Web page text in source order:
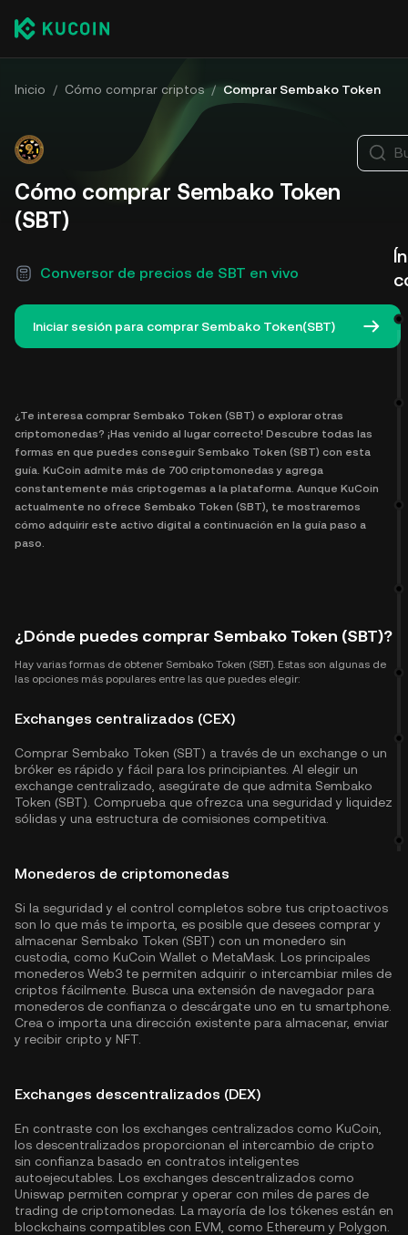
Inicio / Cómo comprar criptos / Comprar Sembako Token
Cómo comprar Sembako Token
(SBT)
Conversor de precios de SBT en vivo
Iniciar sesión para comprar Sembako Token(SBT)
¿Te interesa comprar Sembako Token (SBT) o explorar otras
criptomonedas? ¡Has venido al lugar correcto! Descubre todas las
formas en que puedes conseguir Sembako Token (SBT) con esta
guía. KuCoin admite más de 700 criptomonedas y agrega
constantemente más criptogemas a la plataforma. Aunque KuCoin
actualmente no ofrece Sembako Token (SBT), te mostraremos
cómo adquirir este activo digital a continuación en la guía paso a
paso.
¿Dónde puedes comprar Sembako Token (SBT)?
Hay varias formas de obtener Sembako Token (SBT). Estas son algunas de
las opciones más populares entre las que puedes elegir:
Exchanges centralizados (CEX)
Comprar Sembako Token (SBT) a través de un exchange o un
bróker es rápido y fácil para los principiantes. Al elegir un
exchange centralizado, asegúrate de que admita Sembako
Token (SBT). Comprueba que ofrezca una seguridad y liquidez
sólidas y una estructura de comisiones competitiva.
Monederos de criptomonedas
Si la seguridad y el control completos sobre tus criptoactivos
son lo que más te importa, es posible que desees comprar y
almacenar Sembako Token (SBT) con un monedero sin
custodia, como KuCoin Wallet o MetaMask. Los principales
monederos Web3 te permiten adquirir o intercambiar miles de
criptos fácilmente. Busca una extensión de navegador para
monederos de confianza o descárgate uno en tu smartphone.
Crea o importa una dirección existente para almacenar, enviar
y recibir cripto y NFT.
Exchanges descentralizados (DEX)
En contraste con los exchanges centralizados como KuCoin,
los descentralizados proporcionan el intercambio de cripto
sin confianza basado en contratos inteligentes
autoejecutables. Los exchanges descentralizados como
Uniswap permiten comprar y operar con miles de pares de
trading de criptomonedas. La mayoría de los tókenes están en
blockchains compatibles con EVM, como Ethereum y Polygon